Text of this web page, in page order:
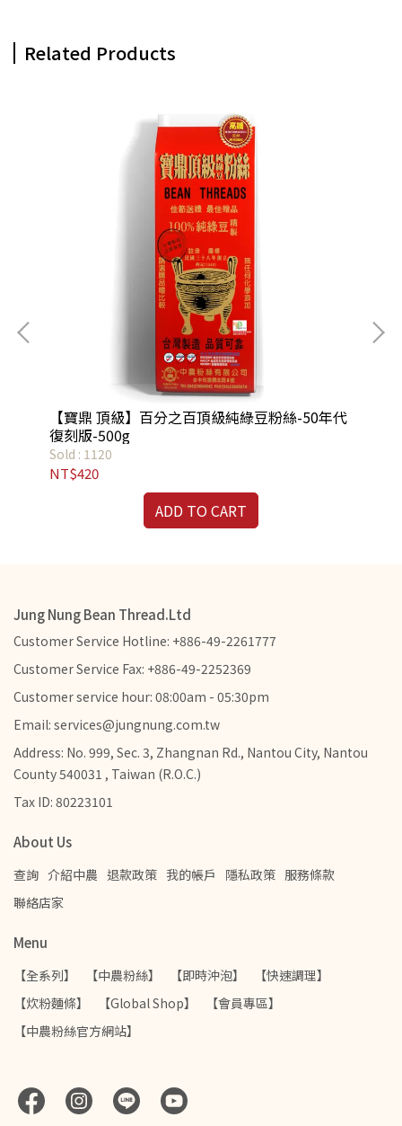
Related Products
【寶鼎 頂級】百分之百頂級純綠豆粉絲-50年代
復刻版-500g
Sold : 1120
NT$420
ADD TO CART
Jung Nung Bean Thread.Ltd
Customer Service Hotline: +886-49-2261777
Customer Service Fax: +886-49-2252369
Customer service hour: 08:00am - 05:30pm
Email: services@jungnung.com.tw
Address: No. 999, Sec. 3, Zhangnan Rd., Nantou City, Nantou
County 540031 , Taiwan (R.O.C.)
Tax ID: 80223101
About Us
查詢 介紹中農 退款政策 我的帳戶 隱私政策 服務條款
聯絡店家
Menu
【全系列】 【中農粉絲】 【即時沖泡】
【快速調理】
【炊粉麵條】
【Global Shop】
【會員專區】
【中農粉絲官方網站】